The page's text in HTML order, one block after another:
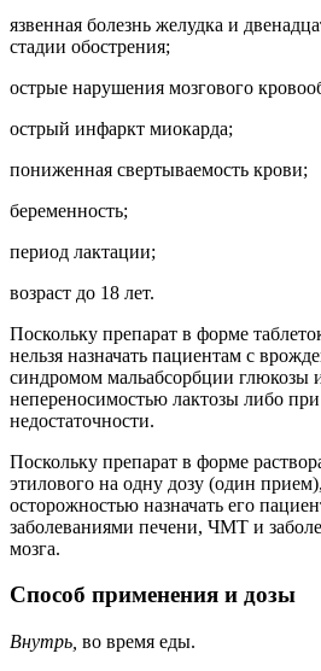
язвенная болезнь желудка и
стадии обострения;
острые нарушения мозгового
острый инфаркт миокарда;
пониженная свертываемость крови;
беременность;
период лактации;
возраст до 18 лет.
Поскольку препарат в форме
нельзя назначать пациентам с
синдромом мальабсорбции глюкозы
непереносимостью лактозы либо при
недостаточности.
Поскольку препарат в форме
этилового на одну дозу (один
осторожностью назначать его
заболеваниями печени, ЧМТ и
мозга.
Способ применения и дозы
Внутрь, во время еды.